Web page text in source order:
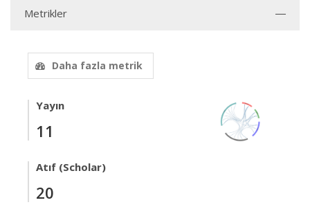
Metrikler
Daha fazla metrik
Yayın
11
Atıf (Scholar)
20